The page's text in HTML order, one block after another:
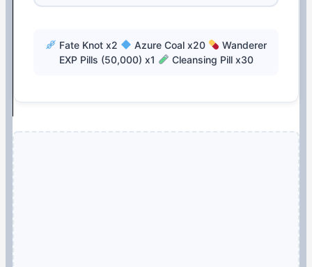
Fate Knot x2 Azure Coal x20
Wanderer
EXP Pills (50,000) x1
Cleansing Pill x30